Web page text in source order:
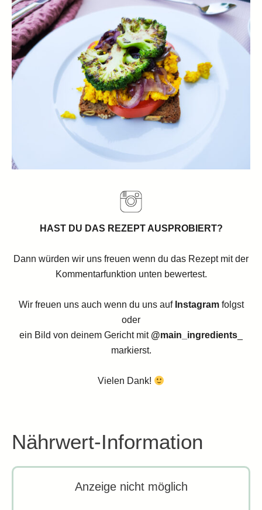
HAST DU DAS REZEPT AUSPROBIERT?
Dann würden wir uns freuen wenn du das Rezept mit der
Kommentarfunktion unten bewertest.
Wir freuen uns auch wenn du uns auf Instagramfolgst
oder
ein Bild von deinem Gericht mit @main_ingredients
markierst.
Vielen Dank!
Nährwert-Information
Anzeige nicht möglich